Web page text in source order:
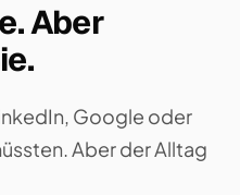
Aber
Google oder
Aber der Alltag